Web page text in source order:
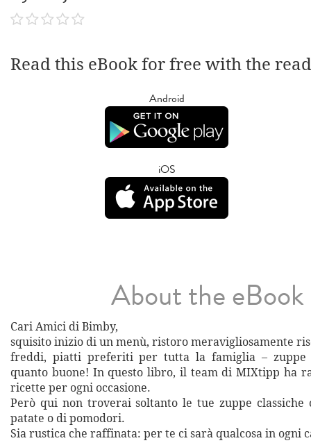
Read this eBook for free with the
Android
iOS
About the eBook
Cari Amici di Bimby,
squisito inizio di un menù, ristoro meravigliosamente
freddi, piatti preferiti per tutta la famiglia – zuppe
quanto buone! In questo libro, il team di MIXtipp ha
ricette per ogni occasione.
Però qui non troverai soltanto le tue zuppe classiche
patate o di pomodori.
Sia rustica che raffinata: per te ci sarà qualcosa in ogni